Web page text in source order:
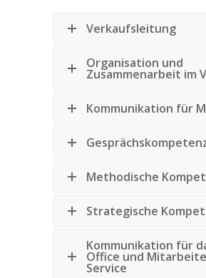
Verkaufsleitung
Organisation und
Zusammenarbeit im
Kommunikation für
Methodische
Strategische
Kommunikation für
Office und
Service